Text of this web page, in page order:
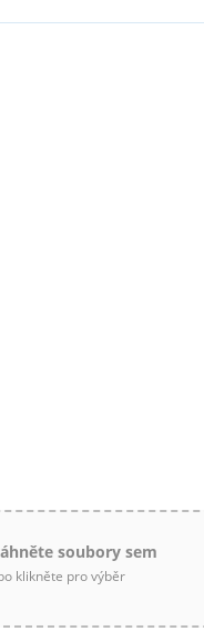
soubory sem
klikněte pro výběr